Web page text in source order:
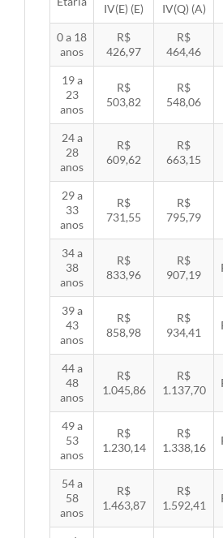
IV(E) (E)
IV(Q) (A)
0 a 18
anos
R$
426,97
R$
464,46
19 a
23
anos
R$
503,82
R$
548,06
24 a
28
anos
R$
609,62
R$
663,15
29 a
33
anos
R$
731,55
R$
795,79
34 a
38
anos
R$
833,96
R$
907,19
39 a
43
anos
R$
858,98
R$
934,41
44 a
48
anos
R$
1.045,86
R$
1.137,70
49 a
53
anos
R$
1.230,14
R$
1.338,16
54 a
58
anos
R$
1.463,87
R$
1.592,41